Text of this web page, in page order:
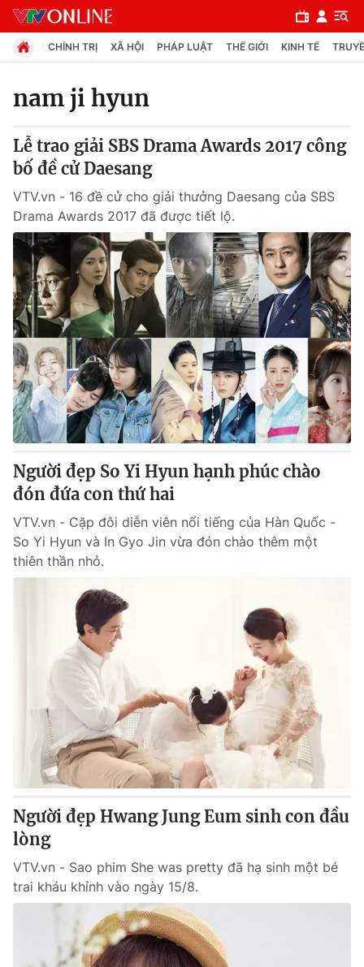
Chuyên mục
Chính trị
Xã hội
Pháp luật
Y tế
Thế giới
Tin tức
Thế giới đó đây
Câu chuyện quốc tế
Kinh tế
Tài chính
Thị trường
Góc doanh nghiệp
Dữ liệu và đời sống
Truyền hình
Phim VTV
Hậu trường
Giải sao mai
Giải trí
Làm đẹp
Chất lượng cuộc sống
Học trực tuyến
Công nghệ
Hitech Công nghệ tương lai
Sản phẩm
Thị trường
Tư vấn
Giao lưu trực tuyến
Lịch phát sóng
Chuyên mục khác
Emagazine Podcast
Photo Infographic
Video Shorts video
CHÍNH TRỊ XÃ HỘI PHÁP LUẬT THẾ GIỚI KINH TẾ
nam ji hyun
Lễ trao giải SBS Drama Awards 2017 công
bố đề cử Daesang
VTV.vn - 16 đề cử cho giải thưởng Daesang của SBS
Drama Awards 2017 đã được tiết lộ.
Người đẹp So Yi Hyun hạnh phúc chào
đón đứa con thứ hai
VTV.vn - Cặp đôi diễn viên nổi tiếng của Hàn Quốc -
So Yi Hyun và In Gyo Jin vừa đón chào thêm một
thiên thần nhỏ.
Người đẹp Hwang Jung Eum sinh con đầu
lòng
VTV.vn - Sao phim She was pretty đã hạ sinh một bé
trai kháu khỉnh vào ngày 15/8.